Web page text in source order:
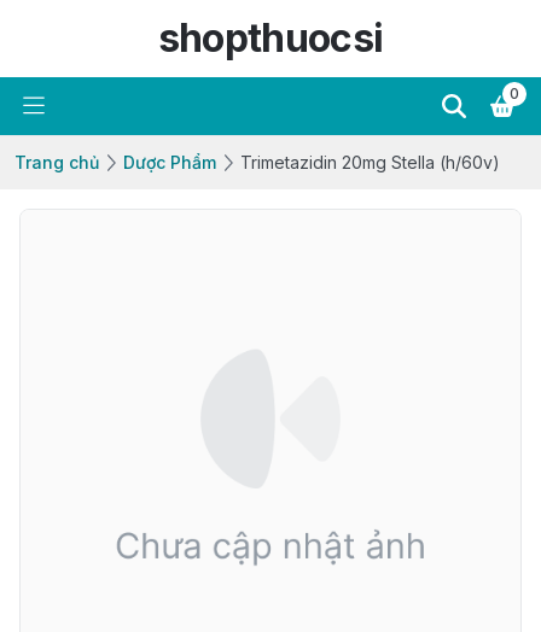
shopthuocsi
0
Trang chủ Dược Phẩm Trimetazidin 20mg Stella (h/60v)